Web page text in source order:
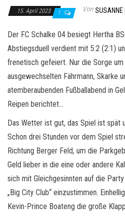
15. April 2023 1 Von SUSANNE
Der FC Schalke 04 besiegt Hertha
Abstiegsduell verdient mit 5:2 (2:1)
frenetisch gefeiert. Nur die Sorge
ausgewechselten Fährmann, Skarke
atemberaubenden Fußballabend in
Reipen berichtet…
Das Wetter ist gut, das Spiel ist spät
Schon drei Stunden vor dem Spiel
Richtung Berger Feld, um die
Geld lieber in die eine oder andere
sich mit Gleichgesinnten auf die
„Big City Club“ einzustimmen.
Kevin-Prince Boateng die große